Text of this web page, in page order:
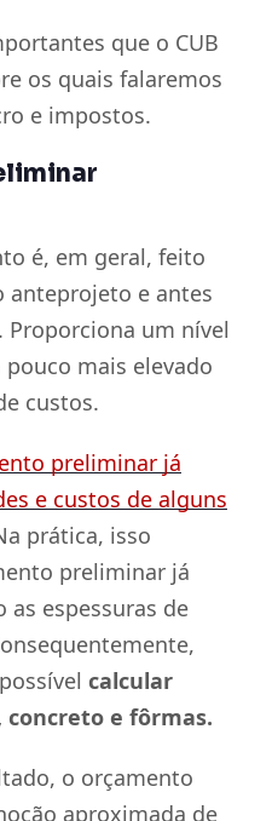
que o CUB
os quais falaremos
e impostos.
é, em geral, feito
anteprojeto e antes
um nível
mais elevado
custos.
preliminar já
e custos de alguns
prática, isso
preliminar já
as espessuras de
calcular
concreto e fôrmas.
o orçamento
aproximada de